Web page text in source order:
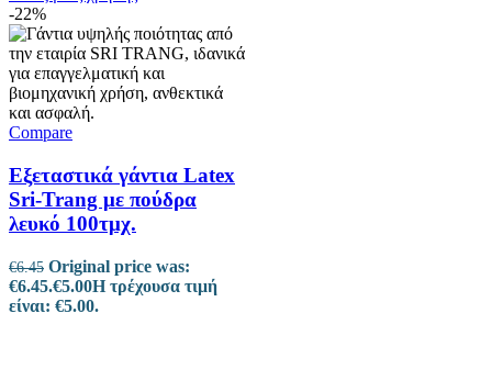
-22%
Compare
Εξεταστικά γάντια Latex
Sri-Trang με πούδρα
λευκό 100τμχ.
€6.45 Original price was:
€6.45.€5.00Η τρέχουσα τιμή
είναι: €5.00.